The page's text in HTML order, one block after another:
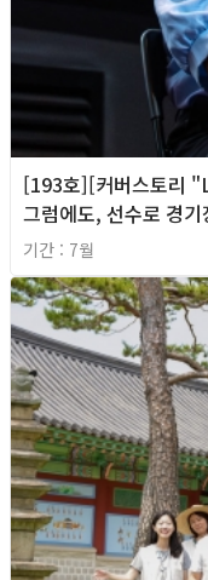
[193호][커버스토리
그럼에도, 선수로 경
기간 : 7월